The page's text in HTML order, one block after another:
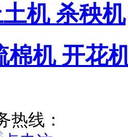
机 杀秧机
棉机 开花
热线：